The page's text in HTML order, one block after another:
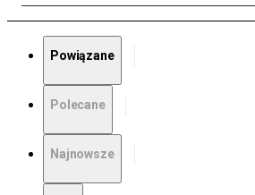
Powiązane
Polecane
Najnowsze